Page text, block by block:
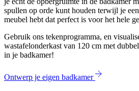
spullen op orde kunt houden terwijl je
meubel hebt dat perfect is voor het hele
Gebruik ons tekenprogramma, en
wastafelonderkast van 120 cm met
in je badkamer!
Ontwerp je eigen badkamer